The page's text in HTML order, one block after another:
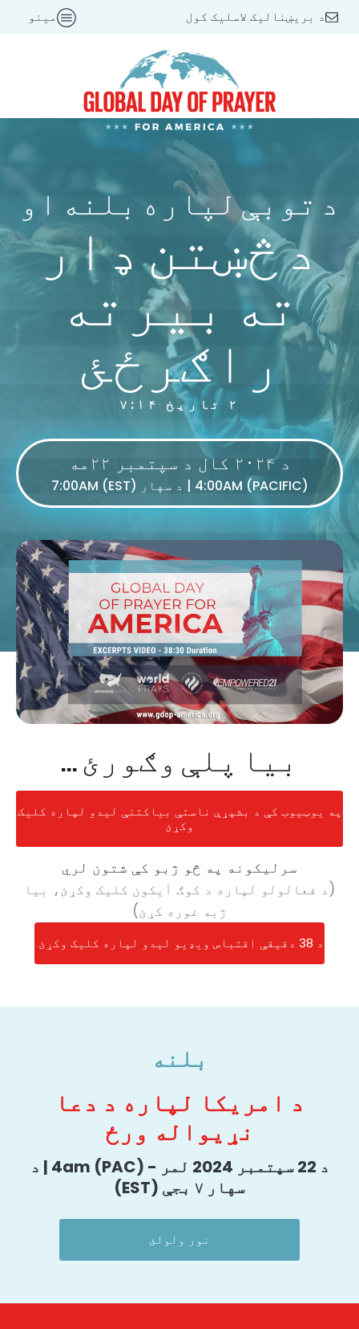
د بریښنالیک لاسلیک کول مینو
د توبې لپاره بلنه او
د څښتن ډار
ته بیرته
راګرځئ
۲ تاریخ ۷:۱۴
د ۲۰۲۴ کال د سپتمبر ۲۲مه
4:00AM (PACIFIC) | د سهار 7:00AM (EST)
بیا پلې وګورئ ...
په یوټیوب کې د بشپړې ناستې بیاکتنې لیدو لپاره کلیک
وکړئ
سرلیکونه په څو ژبو کې شتون لري
(د فعالولو لپاره د کوګ آیکون کلیک وکړئ، بیا
ژبه غوره کړئ)
د 38 دقیقې اقتباس ویډیو لیدو لپاره کلیک وکړئ
بلنه
د امریکا لپاره د دعا
نړیواله ورځ
د 22 سپتمبر 2024 لمر - 4am (PAC) | د
سهار ۷ بجې (EST)
نور ولولئ